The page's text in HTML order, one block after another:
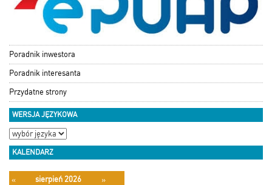
Poradnik inwestora
Poradnik interesanta
Przydatne strony
WERSJA JĘZYKOWA
KALENDARZ
« sierpień 2026
»